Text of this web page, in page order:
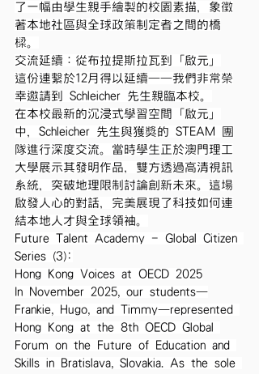
了一幅由學生親手繪製的校園素描，象徵
著本地社區與全球政策制定者之間的橋
樑。
交流延續：從布拉提斯拉瓦到「啟元」
這份連繫於12月得以延續——我們非常榮
幸邀請到 Schleicher 先生親臨本校。
在本校最新的沉浸式學習空間「啟元」
中，Schleicher 先生與獲獎的 STEAM 團
隊進行深度交流。當時學生正於澳門理工
大學展示其發明作品，雙方透過高清視訊
系統，突破地理限制討論創新未來。這場
啟發人心的對話，完美展現了科技如何連
結本地人才與全球領袖。
Future Talent Academy - Global Citizen
Series (3):
Hong Kong Voices at OECD 2025
In November 2025, our students—
Frankie, Hugo, and Timmy—represented
Hong Kong at the 8th OECD Global
Forum on the Future of Education and
Skills in Bratislava, Slovakia. As the sole